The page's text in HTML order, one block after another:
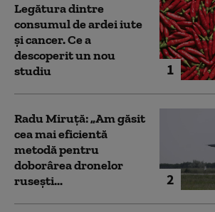
1
Legătura dintre
consumul de ardei iute
și cancer. Ce a
descoperit un nou
studiu
2
Radu Miruță: „Am găsit
cea mai eficientă
metodă pentru
doborârea dronelor
rusești...